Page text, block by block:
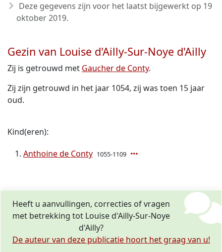
Deze gegevens zijn voor het laatst bijgewerkt op 19
oktober 2019.
Gezin van Louise d'Ailly-Sur-Noye d'Ailly
Zij is getrouwd met Gaucher de Conty.
Zij zijn getrouwd in het jaar 1054, zij was toen 15 jaar
oud.
Kind(eren):
Anthoine de Conty 1055-1109
Heeft u aanvullingen, correcties of vragen
met betrekking tot Louise d'Ailly-Sur-Noye
d'Ailly?
De auteur van deze publicatie hoort het graag van u!